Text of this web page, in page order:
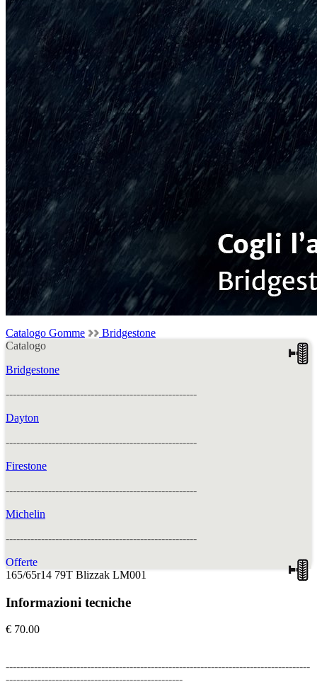
Catalogo Gomme
Bridgestone
Catalogo
Bridgestone
------------------------------------------------------
Dayton
------------------------------------------------------
Firestone
------------------------------------------------------
Michelin
------------------------------------------------------
Offerte
165/65r14 79T Blizzak LM001
Informazioni tecniche
€ 70.00
--------------------------------------------------------------------------------------
--------------------------------------------------